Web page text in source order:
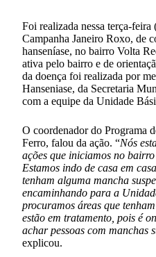
Foi realizada nessa terça-feira
Campanha Janeiro Roxo, de
hanseníase, no bairro Volta
ativa pelo bairro e de
da doença foi realizada por
Hanseniase, da Secretaria
com a equipe da Unidade
O coordenador do Programa
Ferro, falou da ação. “Nós
ações que iniciamos no
Estamos indo de casa em
tenham alguma mancha
encaminhando para a
procuramos áreas que
estão em tratamento, pois é
achar pessoas com manchas
explicou.